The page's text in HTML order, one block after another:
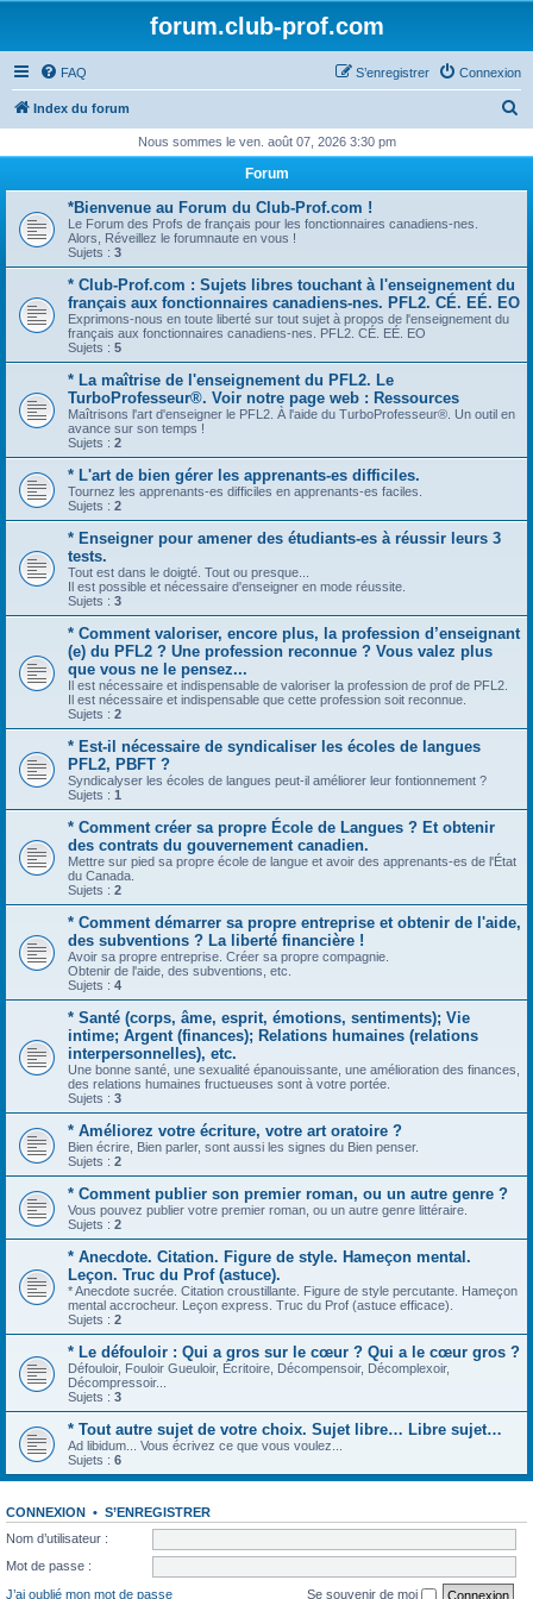
forum.club-prof.com
FAQ Connexion
S’enregistrer
Index du forum
h
r
Nous sommes le ven. août 07, 2026 3:30 pm
Forum
*Bienvenue au Forum du Club-Prof.com !
Le Forum des Profs de français pour les fonctionnaires canadiens-nes.
Alors, Réveillez le forumnaute en vous !
Sujets : 3
* Club-Prof.com : Sujets libres touchant à l'enseignement du
français aux fonctionnaires canadiens-nes. PFL2. CÉ. EÉ. EO
Exprimons-nous en toute liberté sur tout sujet à propos de l'enseignement du
français aux fonctionnaires canadiens-nes. PFL2. CÉ. EÉ. EO
Sujets : 5
* La maîtrise de l'enseignement du PFL2. Le
TurboProfesseur®. Voir notre page web : Ressources
Maîtrisons l'art d'enseigner le PFL2. À l'aide du TurboProfesseur®. Un outil en
avance sur son temps !
Sujets : 2
* L'art de bien gérer les apprenants-es difficiles.
Tournez les apprenants-es difficiles en apprenants-es faciles.
Sujets : 2
* Enseigner pour amener des étudiants-es à réussir leurs 3
tests.
Tout est dans le doigté. Tout ou presque...
Il est possible et nécessaire d'enseigner en mode réussite.
Sujets : 3
* Comment valoriser, encore plus, la profession d’enseignant
(e) du PFL2 ? Une profession reconnue ? Vous valez plus
que vous ne le pensez...
Il est nécessaire et indispensable de valoriser la profession de prof de PFL2.
Il est nécessaire et indispensable que cette profession soit reconnue.
Sujets : 2
* Est-il nécessaire de syndicaliser les écoles de langues
PFL2, PBFT ?
Syndicalyser les écoles de langues peut-il améliorer leur fontionnement ?
Sujets : 1
* Comment créer sa propre École de Langues ? Et obtenir
des contrats du gouvernement canadien.
Mettre sur pied sa propre école de langue et avoir des apprenants-es de l'État
du Canada.
Sujets : 2
* Comment démarrer sa propre entreprise et obtenir de l'aide,
des subventions ? La liberté financière !
Avoir sa propre entreprise. Créer sa propre compagnie.
Obtenir de l'aide, des subventions, etc.
Sujets : 4
* Santé (corps, âme, esprit, émotions, sentiments); Vie
intime; Argent (finances); Relations humaines (relations
interpersonnelles), etc.
Une bonne santé, une sexualité épanouissante, une amélioration des finances,
des relations humaines fructueuses sont à votre portée.
Sujets : 3
* Améliorez votre écriture, votre art oratoire ?
Bien écrire, Bien parler, sont aussi les signes du Bien penser.
Sujets : 2
* Comment publier son premier roman, ou un autre genre ?
Vous pouvez publier votre premier roman, ou un autre genre littéraire.
Sujets : 2
* Anecdote. Citation. Figure de style. Hameçon mental.
Leçon. Truc du Prof (astuce).
* Anecdote sucrée. Citation croustillante. Figure de style percutante. Hameçon
mental accrocheur. Leçon express. Truc du Prof (astuce efficace).
Sujets : 2
* Le défouloir : Qui a gros sur le cœur ? Qui a le cœur gros ?
Défouloir, Fouloir Gueuloir, Écritoire, Décompensoir, Décomplexoir,
Décompressoir...
Sujets : 3
* Tout autre sujet de votre choix. Sujet libre… Libre sujet…
Ad libidum... Vous écrivez ce que vous voulez...
Sujets : 6
CONNEXION • S’ENREGISTRER
Nom d’utilisateur :
Mot de passe :
J’ai oublié mon mot de passe
Se souvenir de moi